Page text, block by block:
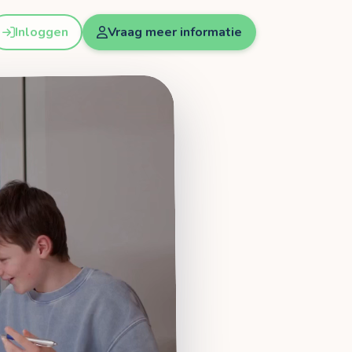
Inloggen Vraag meer informatie